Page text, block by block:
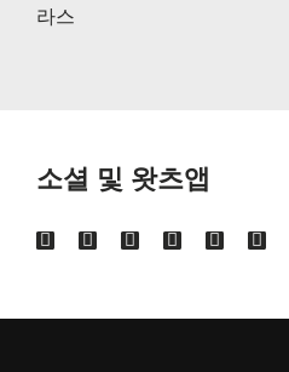
라스
소셜 및 왓츠앱